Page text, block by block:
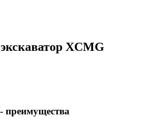
XCMG
преимущества